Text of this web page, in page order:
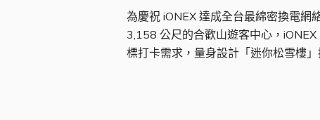
為慶祝 iONEX 達成全台最綿密換電
3,158 公尺的合歡山遊客中心，
標打卡需求，量身設計「迷你松雪樓」